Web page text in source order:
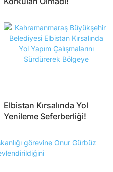
Elbistan Kırsalında Yol
Yenileme Seferberliği!